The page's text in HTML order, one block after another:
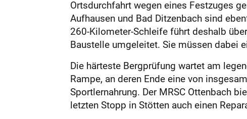
Ortsdurchfahrt wegen eines Festzuges
Aufhausen und Bad Ditzenbach sind
260-Kilometer-Schleife führt deshalb
Baustelle umgeleitet. Sie müssen dabei
Die härteste Bergprüfung wartet am
Rampe, an deren Ende eine von
Sportlernahrung. Der MRSC Ottenbach
letzten Stopp in Stötten auch einen